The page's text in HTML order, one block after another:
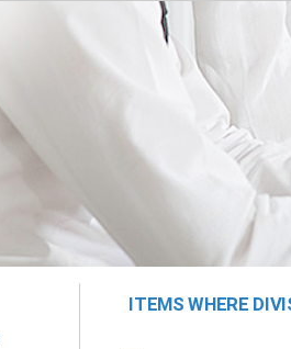
ITEMS WHERE